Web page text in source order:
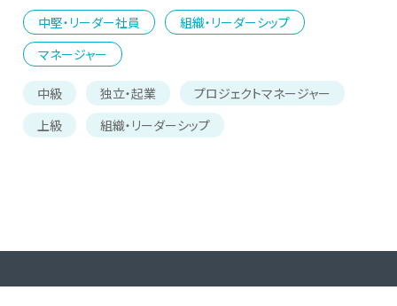
中堅・リーダー社員
組織・リーダーシップ
マネージャー
中級 独立・起業
プロジェクトマネージャー
上級
組織・リーダーシップ